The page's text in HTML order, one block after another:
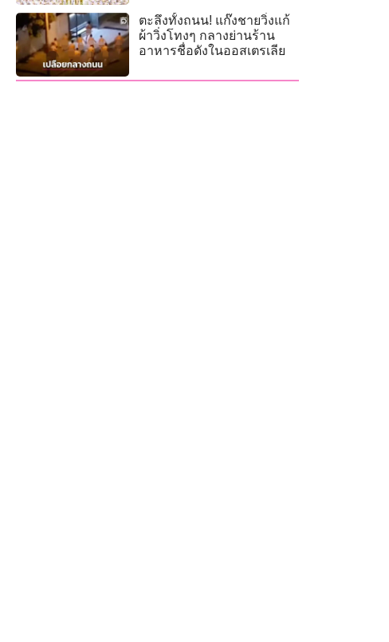
สมเด็จพระเจ้าอยู่หัว
ตะลึงทั้งถนน! แก๊งชายวิ่งแก้
ผ้าวิ่งโทงๆ กลางย่านร้าน
อาหารชื่อดังในออสเตรเลีย